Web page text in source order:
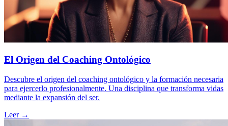
El Origen del Coaching Ontológico
Descubre el origen del coaching ontológico y la formación necesaria
para ejercerlo profesionalmente. Una disciplina que transforma vidas
mediante la expansión del ser.
Leer →